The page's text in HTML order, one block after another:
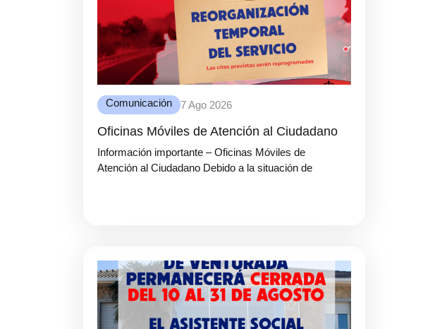
Comunicación 7 Ago 2026
Oficinas Móviles de Atención al Ciudadano
Información importante – Oficinas Móviles de
Atención al Ciudadano Debido a la situación de